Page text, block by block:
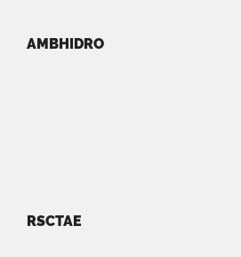
AMBHIDRO
RSCTAE